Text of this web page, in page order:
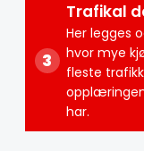
Trafikal
Her legges
hvor mye
fleste
har.